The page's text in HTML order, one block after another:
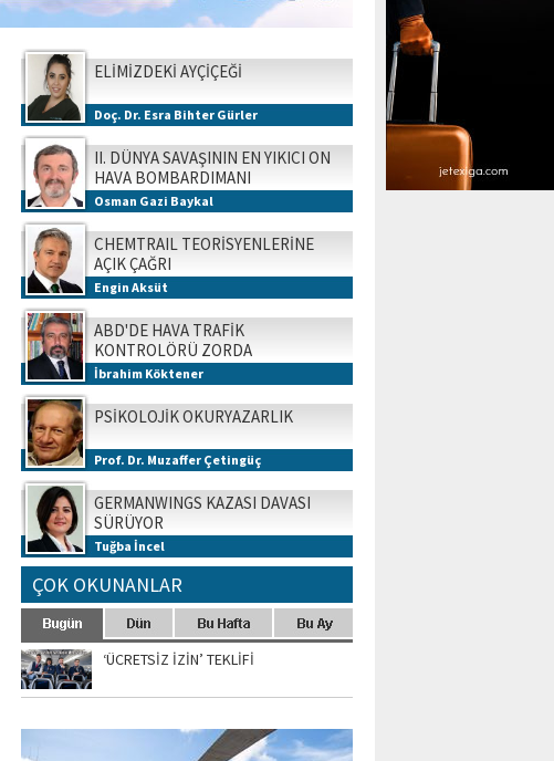
ELİMİZDEKİ AYÇİÇEĞİ
Doç. Dr. Esra Bihter Gürler
II. DÜNYA SAVAŞININ EN YIKICI ON
HAVA BOMBARDIMANI
Osman Gazi Baykal
CHEMTRAIL TEORİSYENLERİNE
AÇIK ÇAĞRI
Engin Aksüt
ABD'DE HAVA TRAFİK
KONTROLÖRÜ ZORDA
İbrahim Köktener
PSİKOLOJİK OKURYAZARLIK
Prof. Dr. Muzaffer Çetingüç
GERMANWINGS KAZASI DAVASI
SÜRÜYOR
Tuğba İncel
ÇOK OKUNANLAR
‘ÜCRETSİZ İZİN’ TEKLİFİ
SİNGAPUR AIRSHOW-2020